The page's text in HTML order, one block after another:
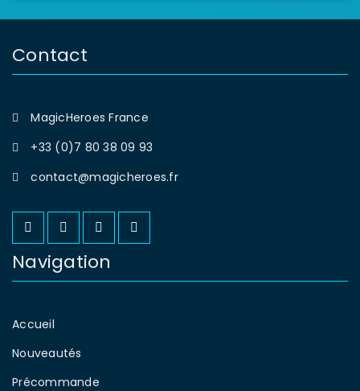
Contact
MagicHeroes France
+33 (0)7 80 38 09 93
contact@magicheroes.fr
Navigation
Accueil
Nouveautés
Précommande